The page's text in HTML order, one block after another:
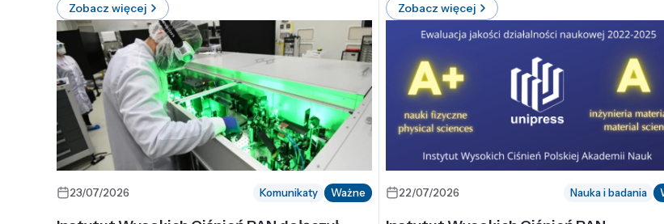
Zobacz więcej Zobacz więcej
23/07/2026 Komunikaty Ważne 22/07/2026 Nauka i badania